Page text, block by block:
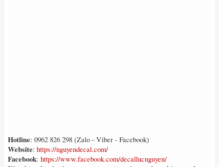
Hotline: 0962 826 298 (Zalo - Viber - Facebook)
Website: https://nguyendecal.com/
Facebook: https://www.facebook.com/decallucnguyen/